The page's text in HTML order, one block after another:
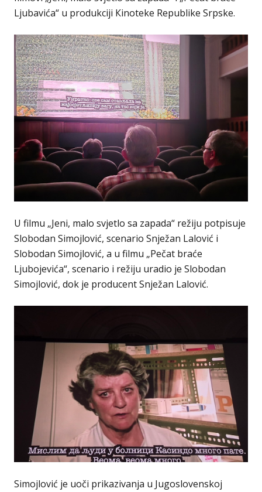
Ljubavića“ u produkciji Кinoteke Republike Srpske.
U filmu „Jeni, malo svjetlo sa zapada“ režiju potpisuje
Slobodan Simojlović, scenario Snježan Lalović i
Slobodan Simojlović, a u filmu „Pečat braće
Ljubojevića“, scenario i režiju uradio je Slobodan
Simojlović, dok je producent Snježan Lalović.
Simojlović je uoči prikazivanja u Jugoslovenskoj